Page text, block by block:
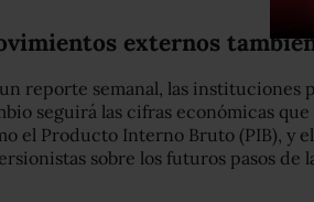
externos
reporte semanal, las instituciones
seguirá las cifras económicas
el Producto Interno Bruto (PIB), y
sobre los futuros pasos de